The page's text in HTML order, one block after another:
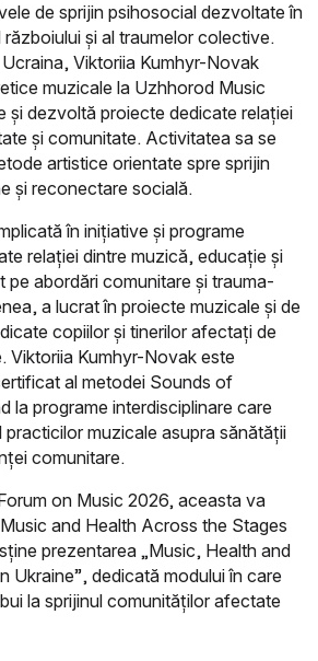
de sprijin psihosocial dezvoltate în
și al traumelor colective.
Viktoriia Kumhyr-Novak
muzicale la Uzhhorod Music
și dezvoltă proiecte dedicate relației
și comunitate. Activitatea sa se
artistice orientate spre sprijin
și reconectare socială.
în inițiative și programe
relației dintre muzică, educație și
pe abordări comunitare și trauma-
a lucrat în proiecte muzicale și de
copiilor și tinerilor afectați de
Viktoriia Kumhyr-Novak este
al metodei Sounds of
la programe interdisciplinare care
muzicale asupra sănătății
comunitare.
on Music 2026, aceasta va
and Health Across the Stages
prezentarea „Music, Health and
Ukraine”, dedicată modului în care
la sprijinul comunităților afectate